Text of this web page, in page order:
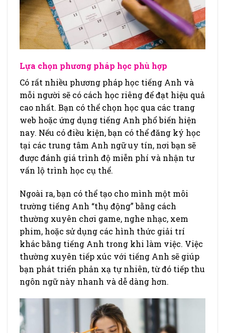
Lựa chọn phương pháp học phù hợp
Có rất nhiều phương pháp học tiếng Anh và
mỗi người sẽ có cách học riêng để đạt hiệu quả
cao nhất. Bạn có thể chọn học qua các trang
web hoặc ứng dụng tiếng Anh phổ biến hiện
nay. Nếu có điều kiện, bạn có thể đăng ký học
tại các trung tâm Anh ngữ uy tín, nơi bạn sẽ
được đánh giá trình độ miễn phí và nhận tư
vấn lộ trình học cụ thể.
Ngoài ra, bạn có thể tạo cho mình một môi
trường tiếng Anh “thụ động” bằng cách
thường xuyên chơi game, nghe nhạc, xem
phim, hoặc sử dụng các hình thức giải trí
khác bằng tiếng Anh trong khi làm việc. Việc
thường xuyên tiếp xúc với tiếng Anh sẽ giúp
bạn phát triển phản xạ tự nhiên, từ đó tiếp thu
ngôn ngữ này nhanh và dễ dàng hơn.